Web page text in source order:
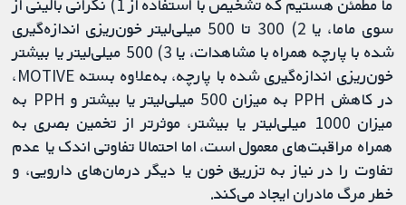
سوی ماما، یا 2) 300 تا 500 میلی‌لیتر خون‌ریزی اندازه‌گیری
شده با پارچه همراه با مشاهدات، یا 3) 500 میلی‌لیتر یا بیشتر
خون‌ریزی اندازه‌گیری شده با پارچه، به‌علاوه بسته MOTIVE،
در کاهش PPH به میزان 500 میلی‌لیتر یا بیشتر و PPH به
میزان 1000 میلی‌لیتر یا بیشتر، موثرتر از تخمین بصری به
همراه مراقبت‌های معمول است، اما احتمالا تفاوتی اندک یا عدم
تفاوت را در نیاز به تزریق خون یا دیگر درمان‌های دارویی، و
خطر مرگ مادران ایجاد می‌کند.